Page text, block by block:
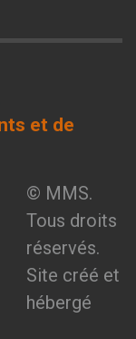
et de
© MMS.
Tous droits
réservés.
Site créé et
hébergé